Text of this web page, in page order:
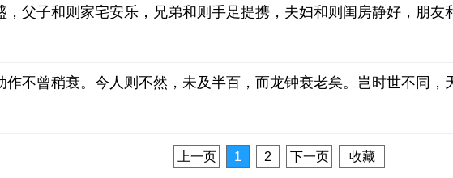
父子和则家宅安乐，兄弟和则手足提携，夫妇和则闺房静好，朋友
不曾稍衰。今人则不然，未及半百，而龙钟衰老矣。岂时世不同，
上一页 1 2 下一页 收藏